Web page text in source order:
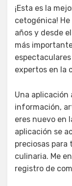
¡Esta es la
cetogénica!
años y desde
más
expertos en la
Una aplicación
información,
eres nuevo en
aplicación se
preciosas para
culinaria. Me
registro de